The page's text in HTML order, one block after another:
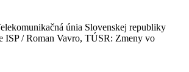
únia Slovenskej republiky
ISP / Roman Vavro, TÚSR: Zmeny vo